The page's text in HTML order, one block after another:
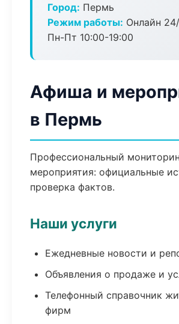
Город: Пермь
Режим работы: Онлайн
Пн-Пт 10:00-19:00
Афиша и
в Пермь
Профессиональный
мероприятия: официальные
проверка фактов.
Наши услуги
Ежедневные новости и
Объявления о продаже и
Телефонный справочник
фирм